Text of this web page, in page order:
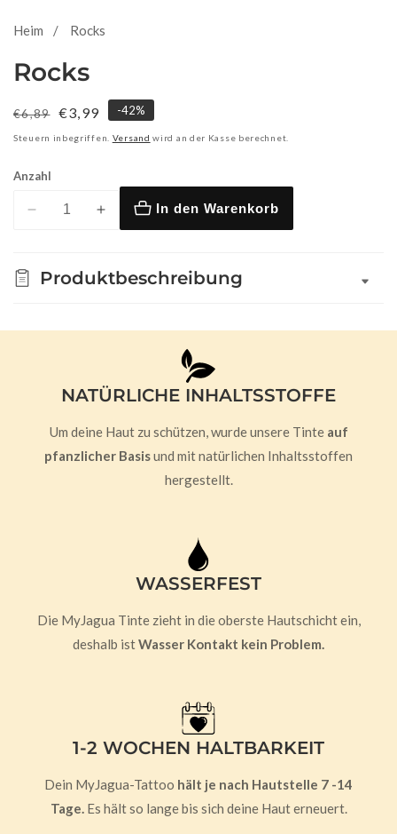
Heim Rocks
Rocks
Normaler
Preis
€6,89 Verkaufspreis
€3,99 -42%
Steuern inbegriffen. Versand wird an der Kasse berechnet.
Anzahl
Verringere
für
Erhöhe
für
In den Warenkorb
Produktbeschreibung
NATÜRLICHE INHALTSSTOFFE
Um deine Haut zu schützen, wurde unsere Tinte auf
pfanzlicher Basisund mit natürlichen Inhaltsstoffen
hergestellt.
WASSERFEST
Die MyJagua Tinte zieht in die oberste Hautschicht ein,
deshalb istWasser Kontakt kein Problem.
1-2 WOCHEN HALTBARKEIT
Dein MyJagua-Tattoo hält je nach Hautstelle 7 -14
Tage. Es hält so lange bis sich deine Haut erneuert.